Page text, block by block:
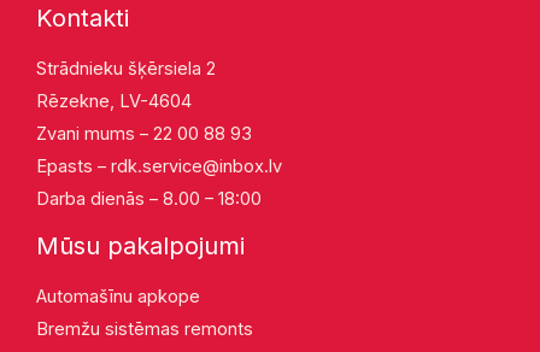
Kontakti
Strādnieku šķērsiela 2
Rēzekne, LV-4604
Zvani mums – 22 00 88 93
Epasts – rdk.service@inbox.lv
Darba dienās – 8.00 – 18:00
Mūsu pakalpojumi
Automašīnu apkope
Bremžu sistēmas remonts